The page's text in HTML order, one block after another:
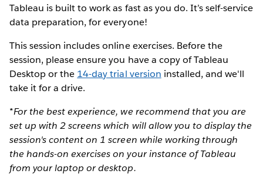
Tableau is built to work as fast as you do. It’s self-service
data preparation, for everyone!
This session includes online exercises. Before the
session, please ensure you have a copy of Tableau
Desktop or the 14-day trial version installed, and we'll
take it for a drive.
*For the best experience, we recommend that you are
set up with 2 screens which will allow you to display the
session's content on 1 screen while working through
the hands-on exercises on your instance of Tableau
from your laptop or desktop.